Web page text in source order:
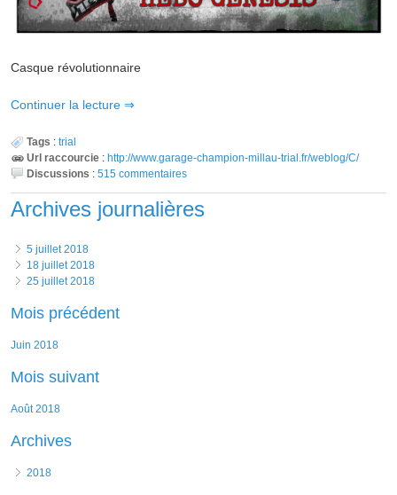
Casque révolutionnaire
Continuer la lecture
Tags : trial
Url raccourcie : http://www.garage-champion-millau-trial.fr/weblog/C/
Discussions : 515 commentaires
Archives journalières
5 juillet 2018
18 juillet 2018
25 juillet 2018
Mois précédent
juin 2018
Mois suivant
août 2018
Archives
2018